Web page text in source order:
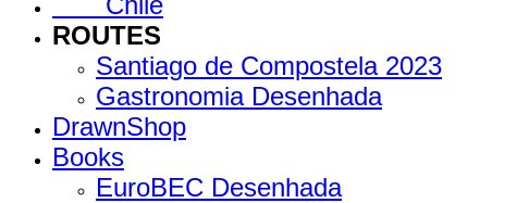
ROUTES
Santiago de Compostela 2023
Gastronomia Desenhada
DrawnShop
Books
EuroBEC Desenhada